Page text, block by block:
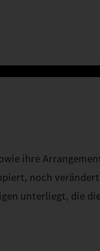
ihre
noch
unterliegt, die